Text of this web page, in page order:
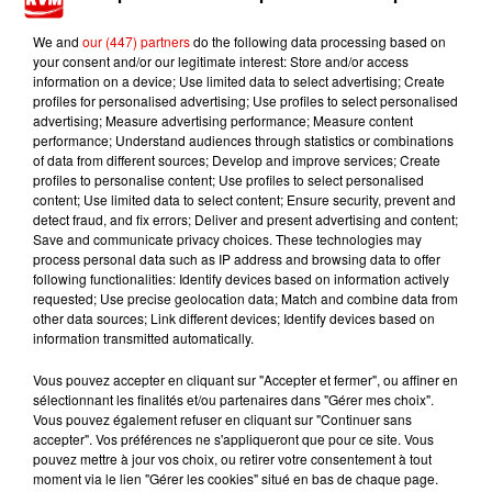
7 août 2026
Ardennes - Fin des travaux sur la Rocade : retour
à la normale...
7 août 2026
Ardennes - Retour à la normale dans 48 heures
après une panne du...
7 août 2026
Ardennes - Un réveil frais ce vendredi avant le
retour de la canicule
We and our (447) partnersdo the following data processing based on
your consent and/or our legitimate interest: Store and/or access
information on a device; Use limited data to select advertising; Create
profiles for personalised advertising; Use profiles to select personalised
advertising; Measure advertising performance; Measure content
performance; Understand audiences through statistics or combinations
of data from different sources; Develop and improve services; Create
profiles to personalise content; Use profiles to select personalised
content; Use limited data to select content; Ensure security, prevent and
detect fraud, and fix errors; Deliver and present advertising and content;
Save and communicate privacy choices. These technologies may
process personal data such as IP address and browsing data to offer
following functionalities: Identify devices based on information actively
requested; Use precise geolocation data; Match and combine data from
other data sources; Link different devices; Identify devices based on
information transmitted automatically.
Vous pouvez accepter en cliquant sur "Accepter et fermer", ou affiner en
sélectionnant les finalités et/ou partenaires dans "Gérer mes choix".
Vous pouvez également refuser en cliquant sur "Continuer sans
accepter". Vos préférences ne s'appliqueront que pour ce site. Vous
pouvez mettre à jour vos choix, ou retirer votre consentement à tout
moment via le lien "Gérer les cookies" situé en bas de chaque page.